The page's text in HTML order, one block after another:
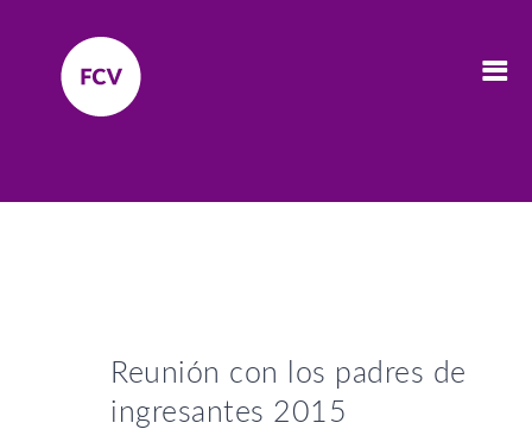
Reunión con los padres de
ingresantes 2015